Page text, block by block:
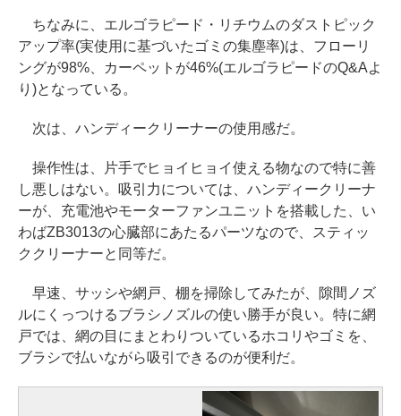
ちなみに、エルゴラピード・リチウムのダストピック
アップ率(実使用に基づいたゴミの集塵率)は、フローリ
ングが98%、カーペットが46%(エルゴラピードのQ&Aよ
り)となっている。
次は、ハンディークリーナーの使用感だ。
操作性は、片手でヒョイヒョイ使える物なので特に善
し悪しはない。吸引力については、ハンディークリーナ
ーが、充電池やモーターファンユニットを搭載した、い
わばZB3013の心臓部にあたるパーツなので、スティッ
ククリーナーと同等だ。
早速、サッシや網戸、棚を掃除してみたが、隙間ノズ
ルにくっつけるブラシノズルの使い勝手が良い。特に網
戸では、網の目にまとわりついているホコリやゴミを、
ブラシで払いながら吸引できるのが便利だ。